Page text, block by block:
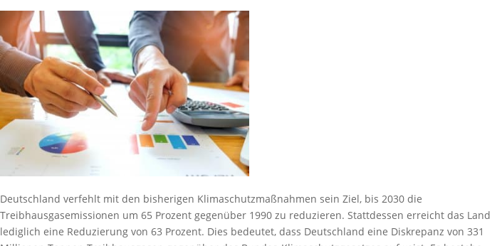
Deutschland verfehlt mit den bisherigen Klimaschutzmaßnahmen sein Ziel, bis 2030 die
Treibhausgasemissionen um 65 Prozent gegenüber 1990 zu reduzieren. Stattdessen erreicht das Land
lediglich eine Reduzierung von 63 Prozent. Dies bedeutet, dass Deutschland eine Diskrepanz von 331